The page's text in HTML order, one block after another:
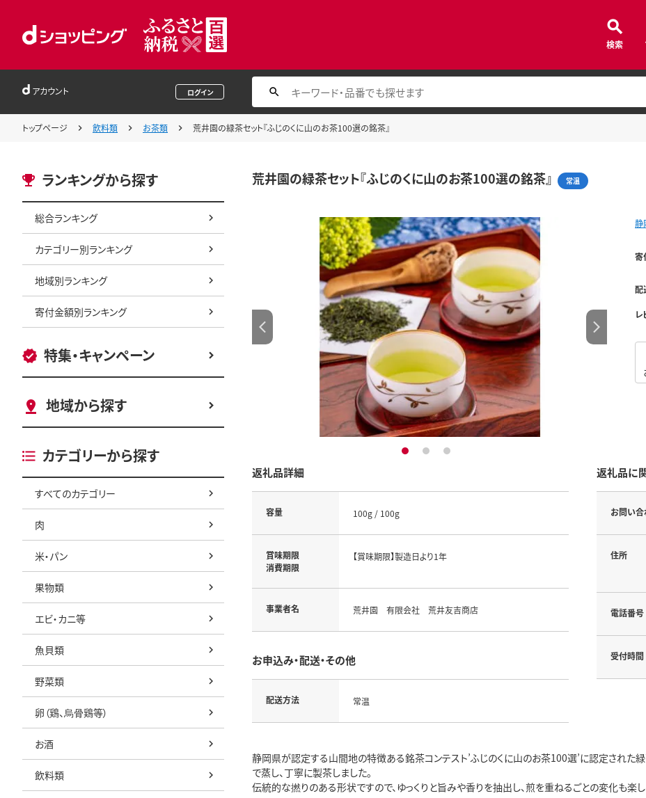
検索
アカウント ログイン
トップページ 飲料類 お茶類 荒井園の緑茶セット『ふじのくに山のお茶100選の銘茶』
ランキングから探す
総合ランキング
カテゴリー別ランキング
地域別ランキング
寄付金額別ランキング
特集・キャンペーン
地域から探す
カテゴリーから探す
すべてのカテゴリー
肉
米・パン
果物類
エビ・カニ等
魚貝類
野菜類
卵（鶏、烏骨鶏等）
お酒
飲料類
荒井園の緑茶セット『ふじのくに山のお茶100選の銘茶』 常温
1 2 3
静
寄
配
レ
返礼品詳細
容量 100g / 100g
賞味期限
消費期限
【賞味期限】製造日より1年
事業者名 荒井園 有限会社 荒井友吉商店
お申込み・配送・その他
配送方法 常温
返礼品に
お問い
住所
電話番号
受付時間
静岡県が認定する山間地の特徴ある銘茶コンテスト’ふじのくに山のお茶100選’に認定された
で蒸し、丁寧に製茶しました。
伝統的な撚りのある形状ですので、ゆっくりと旨みや香りを抽出し、煎を重ねるごとの変化も楽し